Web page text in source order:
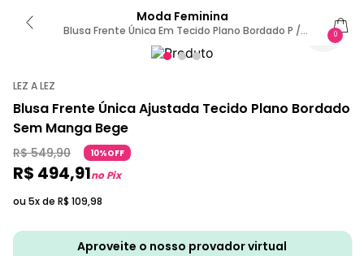
Moda Feminina
Blusa Frente Única Em Tecido Plano Bordado P /
0
LEZ A LEZ
Blusa Frente Única Ajustada Tecido Plano Bordado
Sem Manga Bege
R$ 549,90 10%OFF
R$ 494,91no Pix
ou 5x de R$ 109,98
Aproveite o nosso provador virtual